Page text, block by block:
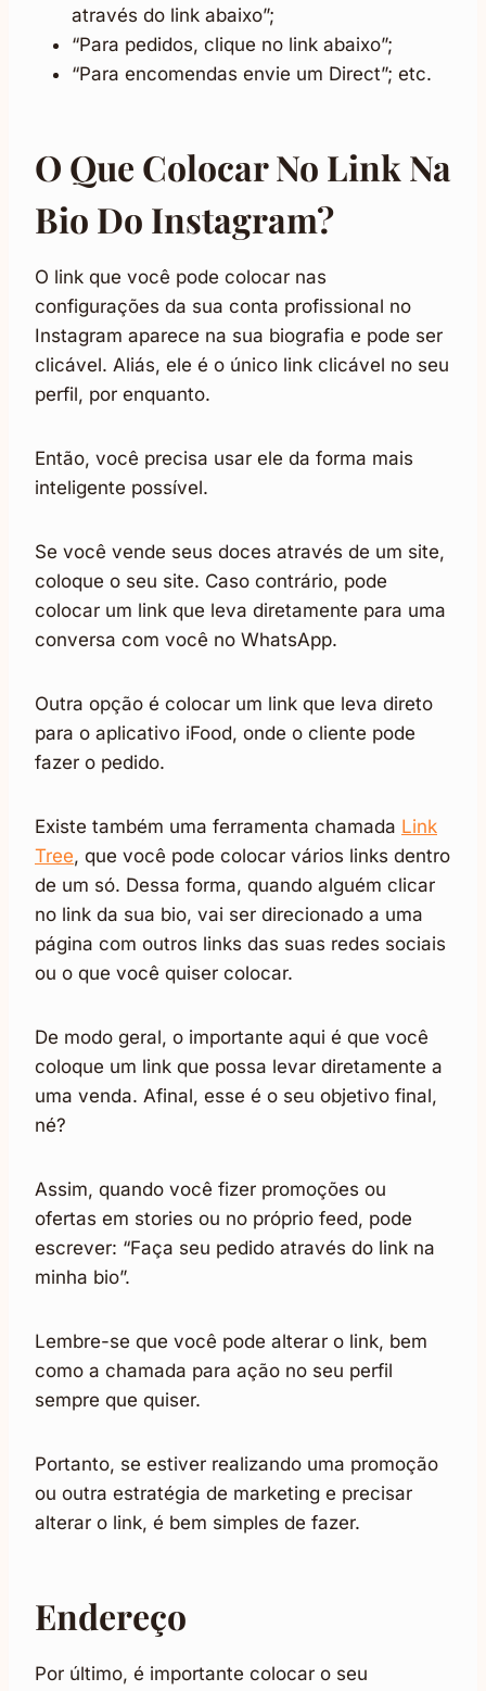
através do link abaixo”;
“Para pedidos, clique no link abaixo”;
“Para encomendas envie um Direct”; etc.
O Que Colocar No Link Na
Bio Do Instagram?
O link que você pode colocar nas
configurações da sua conta profissional no
Instagram aparece na sua biografia e pode ser
clicável. Aliás, ele é o único link clicável no seu
perfil, por enquanto.
Então, você precisa usar ele da forma mais
inteligente possível.
Se você vende seus doces através de um site,
coloque o seu site. Caso contrário, pode
colocar um link que leva diretamente para uma
conversa com você no WhatsApp.
Outra opção é colocar um link que leva direto
para o aplicativo iFood, onde o cliente pode
fazer o pedido.
Existe também uma ferramenta chamada Link
Tree, que você pode colocar vários links dentro
de um só. Dessa forma, quando alguém clicar
no link da sua bio, vai ser direcionado a uma
página com outros links das suas redes sociais
ou o que você quiser colocar.
De modo geral, o importante aqui é que você
coloque um link que possa levar diretamente a
uma venda. Afinal, esse é o seu objetivo final,
né?
Assim, quando você fizer promoções ou
ofertas em stories ou no próprio feed, pode
escrever: “Faça seu pedido através do link na
minha bio”.
Lembre-se que você pode alterar o link, bem
como a chamada para ação no seu perfil
sempre que quiser.
Portanto, se estiver realizando uma promoção
ou outra estratégia de marketing e precisar
alterar o link, é bem simples de fazer.
Endereço
Por último, é importante colocar o seu